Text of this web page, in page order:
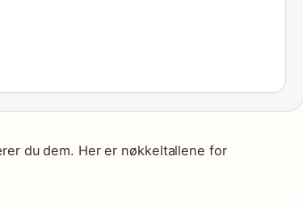
du dem. Her er nøkkeltallene for